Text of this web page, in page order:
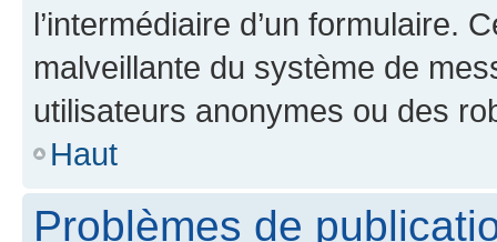
l’intermédiaire d’un formulaire.
malveillante du système de
utilisateurs anonymes ou des
Haut
Problèmes de